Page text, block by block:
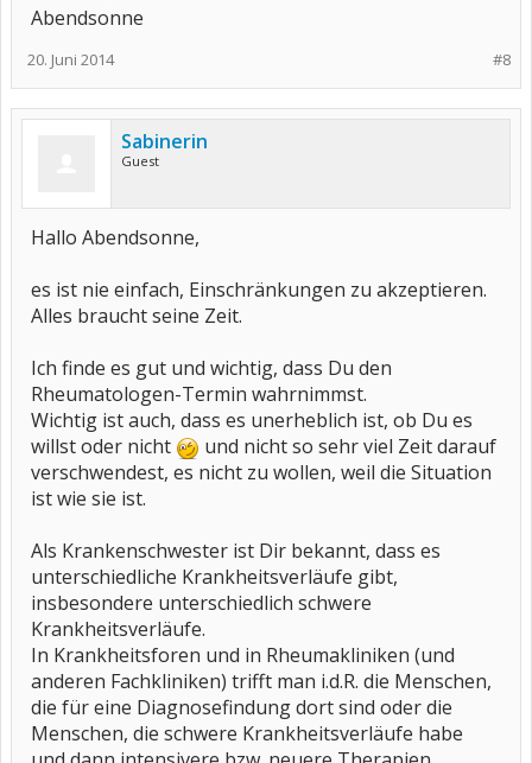
Abendsonne
#8
20. Juni 2014
Sabinerin
Guest
Hallo Abendsonne,
es ist nie einfach, Einschränkungen zu akzeptieren.
Alles braucht seine Zeit.
Ich finde es gut und wichtig, dass Du den
Rheumatologen-Termin wahrnimmst.
Wichtig ist auch, dass es unerheblich ist, ob Du es
willst oder nicht
und nicht so sehr viel Zeit darauf
verschwendest, es nicht zu wollen, weil die Situation
ist wie sie ist.
Als Krankenschwester ist Dir bekannt, dass es
unterschiedliche Krankheitsverläufe gibt,
insbesondere unterschiedlich schwere
Krankheitsverläufe.
In Krankheitsforen und in Rheumakliniken (und
anderen Fachkliniken) trifft man i.d.R. die Menschen,
die für eine Diagnosefindung dort sind oder die
Menschen, die schwere Krankheitsverläufe habe